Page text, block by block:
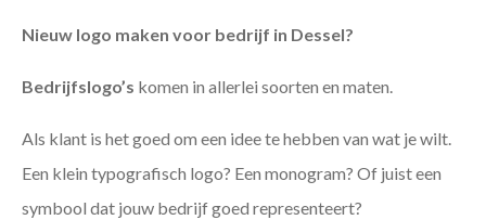
Nieuw logo maken voor bedrijf in Dessel?
Bedrijfslogo’s komen in allerlei soorten en maten.
Als klant is het goed om een idee te hebben van wat je wilt.
Een klein typografisch logo? Een monogram? Of juist een
symbool dat jouw bedrijf goed representeert?